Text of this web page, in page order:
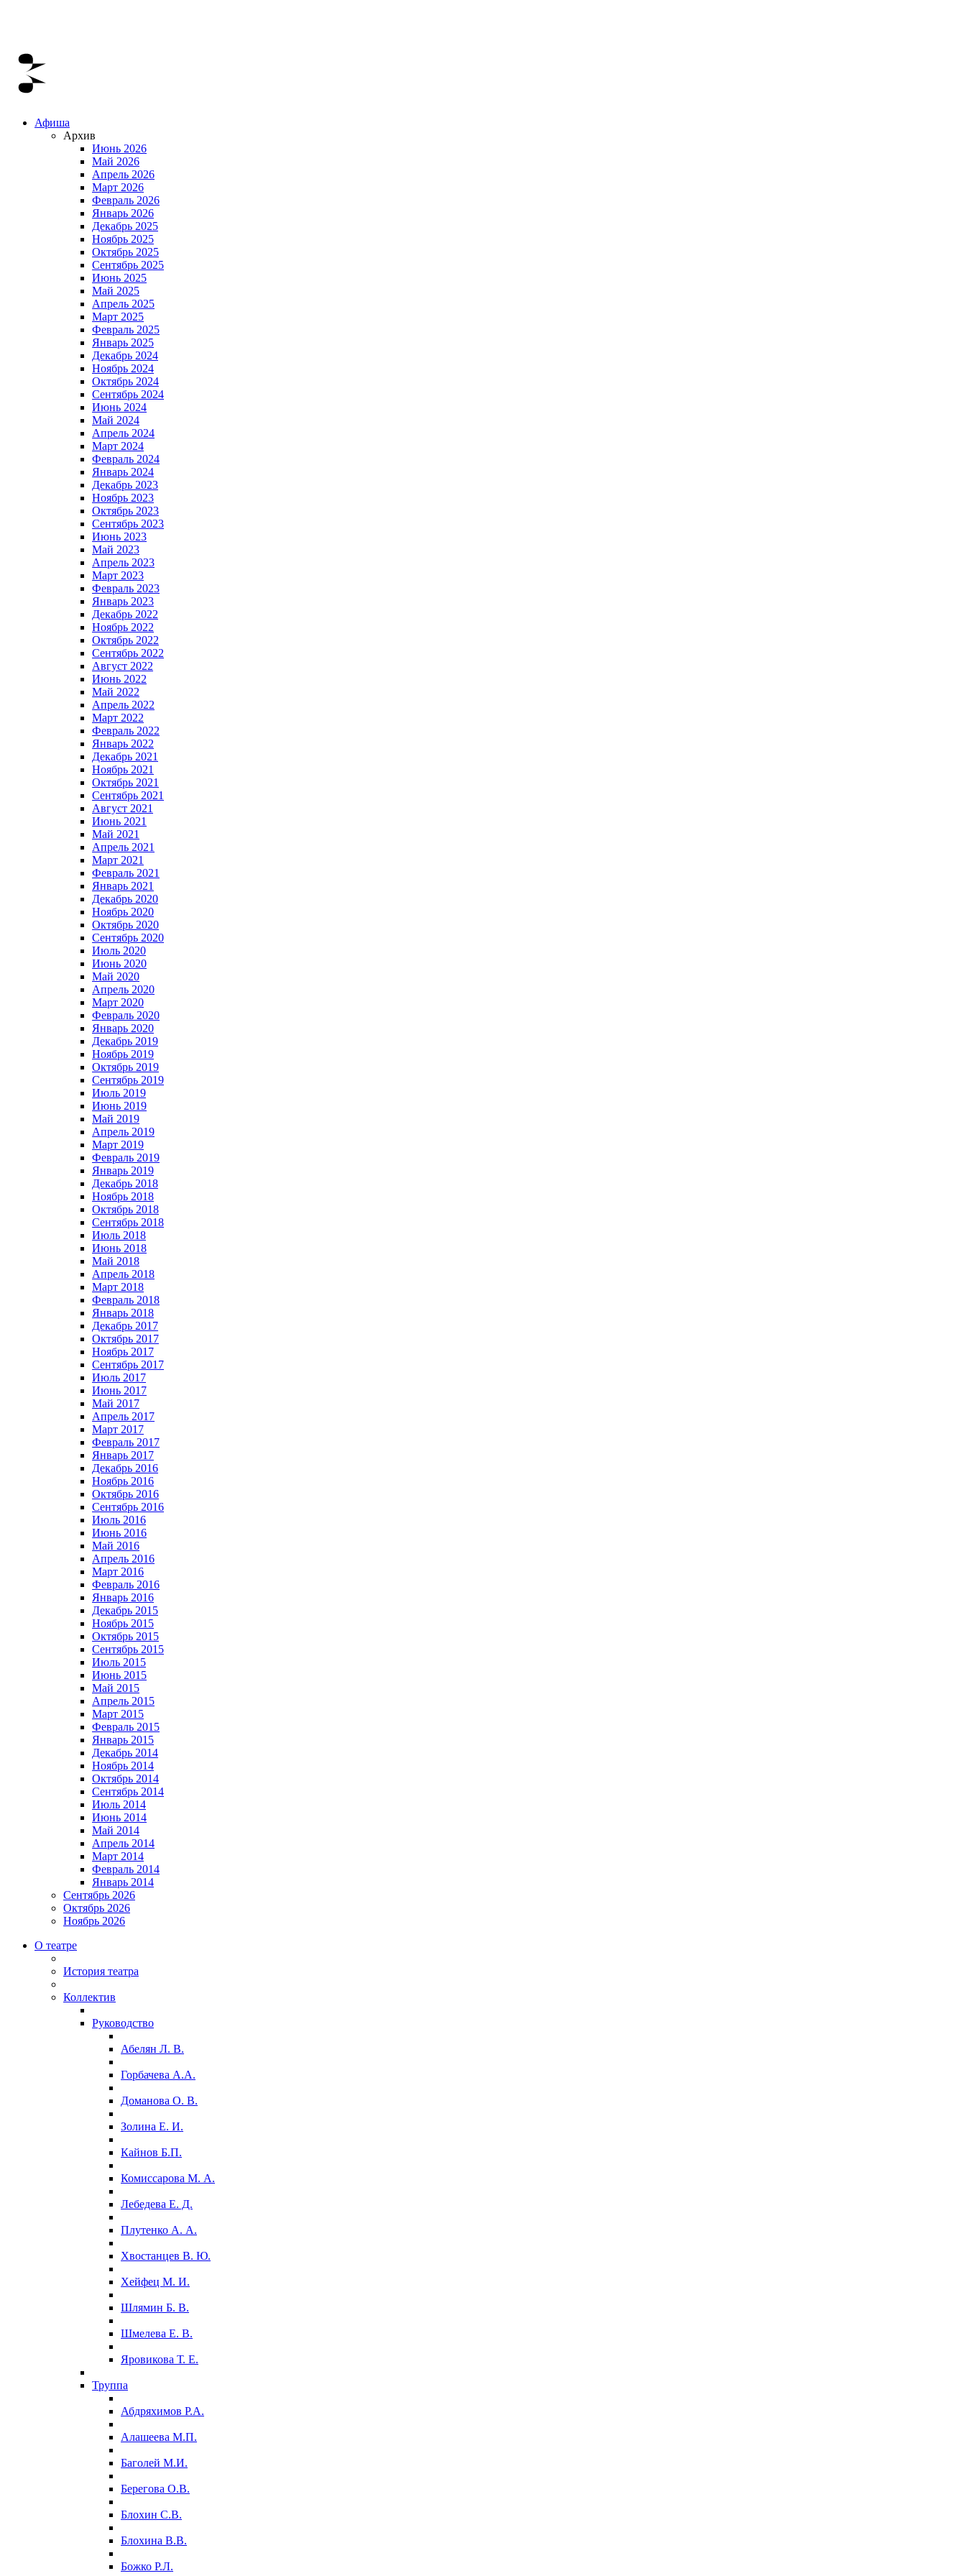
Афиша
Архив
Июнь 2026
Май 2026
Апрель 2026
Март 2026
Февраль 2026
Январь 2026
Декабрь 2025
Ноябрь 2025
Октябрь 2025
Сентябрь 2025
Июнь 2025
Май 2025
Апрель 2025
Март 2025
Февраль 2025
Январь 2025
Декабрь 2024
Ноябрь 2024
Октябрь 2024
Сентябрь 2024
Июнь 2024
Май 2024
Апрель 2024
Март 2024
Февраль 2024
Январь 2024
Декабрь 2023
Ноябрь 2023
Октябрь 2023
Сентябрь 2023
Июнь 2023
Май 2023
Апрель 2023
Март 2023
Февраль 2023
Январь 2023
Декабрь 2022
Ноябрь 2022
Октябрь 2022
Сентябрь 2022
Август 2022
Июнь 2022
Май 2022
Апрель 2022
Март 2022
Февраль 2022
Январь 2022
Декабрь 2021
Ноябрь 2021
Октябрь 2021
Сентябрь 2021
Август 2021
Июнь 2021
Май 2021
Апрель 2021
Март 2021
Февраль 2021
Январь 2021
Декабрь 2020
Ноябрь 2020
Октябрь 2020
Сентябрь 2020
Июль 2020
Июнь 2020
Май 2020
Апрель 2020
Март 2020
Февраль 2020
Январь 2020
Декабрь 2019
Ноябрь 2019
Октябрь 2019
Сентябрь 2019
Июль 2019
Июнь 2019
Май 2019
Апрель 2019
Март 2019
Февраль 2019
Январь 2019
Декабрь 2018
Ноябрь 2018
Октябрь 2018
Сентябрь 2018
Июль 2018
Июнь 2018
Май 2018
Апрель 2018
Март 2018
Февраль 2018
Январь 2018
Декабрь 2017
Октябрь 2017
Ноябрь 2017
Сентябрь 2017
Июль 2017
Июнь 2017
Май 2017
Апрель 2017
Март 2017
Февраль 2017
Январь 2017
Декабрь 2016
Ноябрь 2016
Октябрь 2016
Сентябрь 2016
Июль 2016
Июнь 2016
Май 2016
Апрель 2016
Март 2016
Февраль 2016
Январь 2016
Декабрь 2015
Ноябрь 2015
Октябрь 2015
Сентябрь 2015
Июль 2015
Июнь 2015
Май 2015
Апрель 2015
Март 2015
Февраль 2015
Январь 2015
Декабрь 2014
Ноябрь 2014
Октябрь 2014
Сентябрь 2014
Июль 2014
Июнь 2014
Май 2014
Апрель 2014
Март 2014
Февраль 2014
Январь 2014
Сентябрь 2026
Октябрь 2026
Ноябрь 2026
О театре
История театра
Коллектив
Руководство
Абелян Л. В.
Горбачева А.А.
Доманова О. В.
Золина Е. И.
Кайнов Б.П.
Комиссарова М. А.
Лебедева Е. Д.
Плутенко А. А.
Хвостанцев В. Ю.
Хейфец М. И.
Шлямин Б. В.
Шмелева Е. В.
Яровикова Т. Е.
Труппа
Абдряхимов Р.А.
Алашеева М.П.
Баголей М.И.
Берегова О.В.
Блохин С.В.
Блохина В.В.
Божко Р.Л.